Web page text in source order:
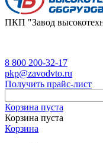
ПКП "Завод
8 800 200-32-17
pkp@zavodvto.ru
Получить прайс-лист
Корзина пуста
Корзина пуста
Корзина